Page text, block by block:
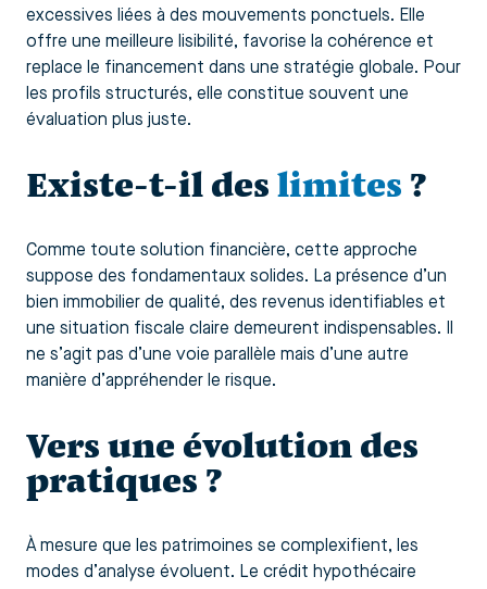
excessives liées à des mouvements ponctuels. Elle
offre une meilleure lisibilité, favorise la cohérence et
replace le financement dans une stratégie globale. Pour
les profils structurés, elle constitue souvent une
évaluation plus juste.
Existe-t-il deslimites ?
Comme toute solution financière, cette approche
suppose des fondamentaux solides. La présence d’un
bien immobilier de qualité, des revenus identifiables et
une situation fiscale claire demeurent indispensables. Il
ne s’agit pas d’une voie parallèle mais d’une autre
manière d’appréhender le risque.
Vers une évolution des
pratiques ?
À mesure que les patrimoines se complexifient, les
modes d’analyse évoluent. Le crédit hypothécaire